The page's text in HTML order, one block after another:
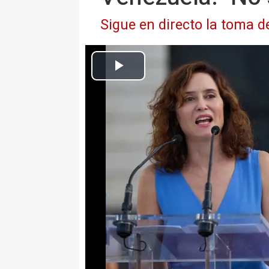
Sigue en directo la toma
Archivo - La presidenta de la Comunidad de Madrid, Isabel Díaz
en la Puerta del Sol, a 17 de agosto de 2024, en Madrid
Europa Press Nacional
Actualizado: viernes, 10 enero 2025 9:52
MADRID 9 Ene. (EUROPA
La presidenta de la
Gobierno de Pedro Sánchez
de la democracia en Venezuela,
aguantar tanta traición" pues, a
decidir": "O se está con la